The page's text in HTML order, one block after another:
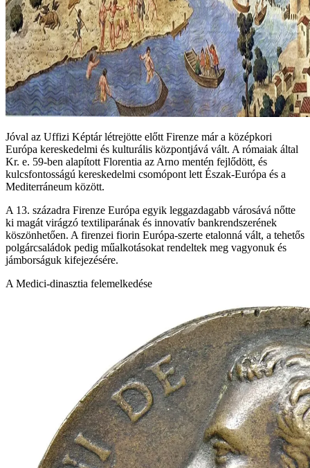
Jóval az Uffizi Képtár létrejötte előtt Firenze már a középkori
Európa kereskedelmi és kulturális központjává vált. A rómaiak által
Kr. e. 59-ben alapított Florentia az Arno mentén fejlődött, és
kulcsfontosságú kereskedelmi csomópont lett Észak-Európa és a
Mediterráneum között.
A 13. századra Firenze Európa egyik leggazdagabb városává nőtte
ki magát virágzó textiliparának és innovatív bankrendszerének
köszönhetően. A firenzei fiorin Európa-szerte etalonná vált, a tehetős
polgárcsaládok pedig műalkotásokat rendeltek meg vagyonuk és
jámborságuk kifejezésére.
A Medici-dinasztia felemelkedése